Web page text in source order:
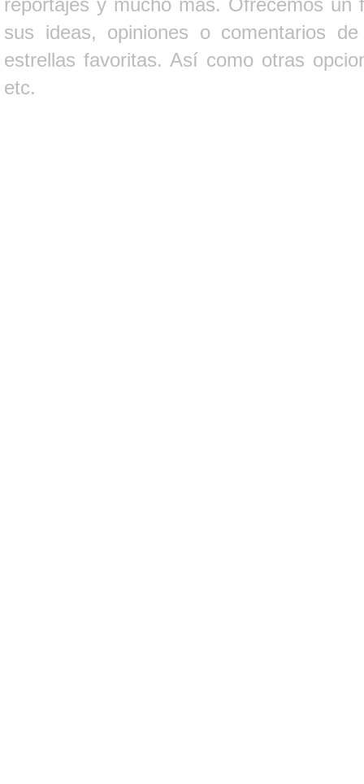
sus ideas, opiniones o comentarios
estrellas favoritas. Así como otras
etc.